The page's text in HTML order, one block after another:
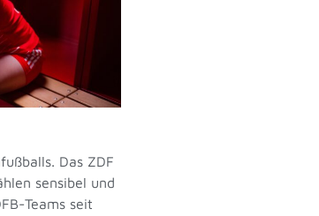
Das ZDF
sensibel und
Teams seit